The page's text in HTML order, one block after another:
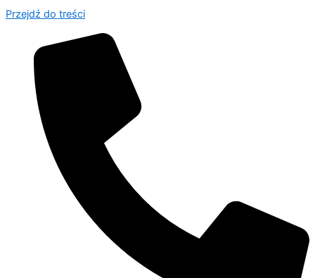
Przejdź do treści